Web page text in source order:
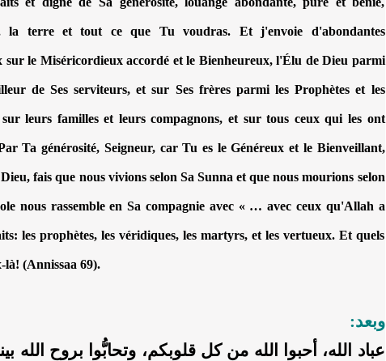
la terre et tout ce que Tu voudras. Et j'envoie d'abondantes
sur le Miséricordieux accordé et le Bienheureux, l'Élu de Dieu parmi
de Ses serviteurs, et sur Ses frères parmi les Prophètes et les
sur leurs familles et leurs compagnons, et sur tous ceux qui les ont
Ta générosité, Seigneur, car Tu es le Généreux et le Bienveillant,
fais que nous vivions selon Sa Sunna et que nous mourions selon
nous rassemble en Sa compagnie avec « … avec ceux qu'Allah a
les prophètes, les véridiques, les martyrs, et les vertueux. Et quels
là! (Annissaa 69).
وبعد:
عباد الله، أحبوا الله من كل قلوبكم، وتحابُّوا بروح الله